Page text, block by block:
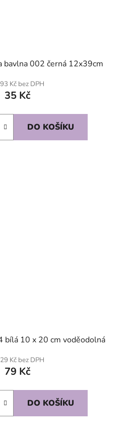
bavlna 002 černá 12x39cm
Kč bez DPH
35 Kč
DO KOŠÍKU
bílá 10 x 20 cm voděodolná
Kč bez DPH
79 Kč
DO KOŠÍKU